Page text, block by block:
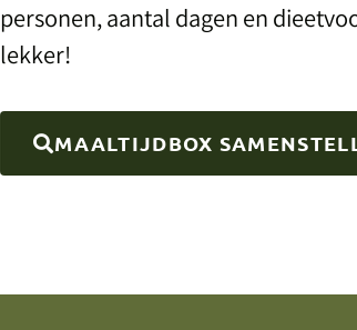
personen, aantal dagen en
lekker!
MAALTIJDBOX